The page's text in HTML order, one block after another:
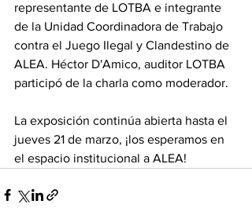
representante de LOTBA e integrante
de la Unidad Coordinadora de Trabajo
contra el Juego Ilegal y Clandestino de
ALEA. Héctor D'Amico, auditor LOTBA
participó de la charla como moderador.
La exposición continúa abierta hasta el
jueves 21 de marzo, ¡los esperamos en
el espacio institucional a ALEA!